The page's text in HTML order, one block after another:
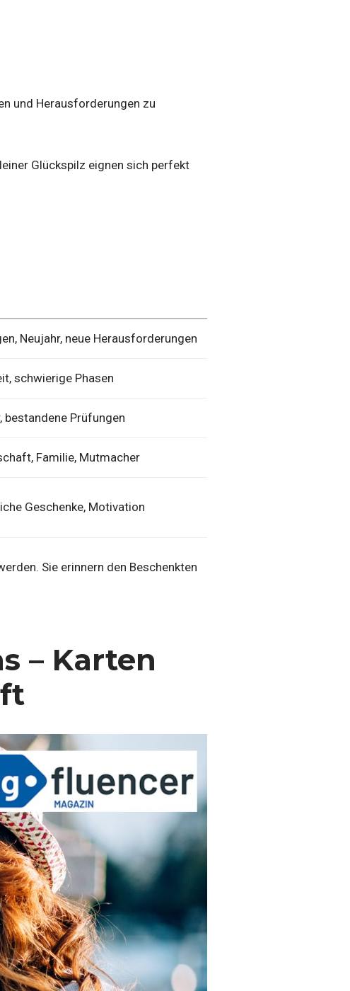
und Herausforderungen zu
Glückspilz eignen sich perfekt
Neujahr, neue Herausforderungen
schwierige Phasen
bestandene Prüfungen
Familie, Mutmacher
Geschenke, Motivation
Sie erinnern den Beschenkten
– Karten